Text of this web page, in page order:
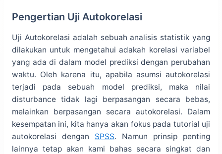
Pengertian Uji Autokorelasi
Uji Autokorelasi adalah sebuah analisis statistik yang
dilakukan untuk mengetahui adakah korelasi variabel
yang ada di dalam model prediksi dengan perubahan
waktu. Oleh karena itu, apabila asumsi autokorelasi
terjadi pada sebuah model prediksi, maka nilai
disturbance tidak lagi berpasangan secara bebas,
melainkan berpasangan secara autokorelasi. Dalam
kesempatan ini, kita hanya akan fokus pada tutorial uji
autokorelasi dengan SPSS. Namun prinsip penting
lainnya tetap akan kami bahas secara singkat dan